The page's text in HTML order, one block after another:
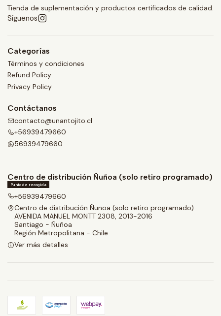
Tienda de suplementación y productos certificados de calidad.
Síguenos
Categorías
Términos y condiciones
Refund Policy
Privacy Policy
Contáctanos
contacto@unantojito.cl
+56939479660
56939479660
Centro de distribución Ñuñoa (solo retiro programado)
Punto de recogida
+56939479660
Centro de distribución Ñuñoa (solo retiro programado)
AVENIDA MANUEL MONTT 2308, 2013-2016
Santiago - Ñuñoa
Región Metropolitana - Chile
Ver más detalles